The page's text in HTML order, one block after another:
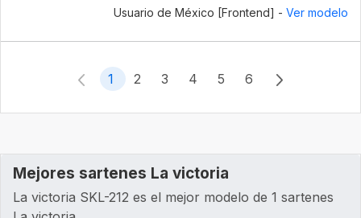
Usuario de México [Frontend] - Ver modelo
1 2 3 4 5 6
Mejores sartenes La victoria
La victoria ‎SKL-212 es el mejor modelo de 1 sartenes